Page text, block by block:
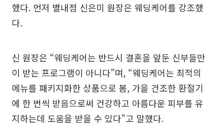
했다. 먼저 별내점 신은미 원장은 웨딩케어를 강조했
다.
신 원장은 “웨딩케어는 반드시 결혼을 앞둔 신부들만
이 받는 프로그램이 아니다”며, “웨딩케어는 최적의
메뉴를 패키지화한 상품으로 봄, 가을 건조한 환절기
에 한 번씩 받음으로써 건강하고 아름다운 피부를 유
지하는데 도움을 받을 수 있다”고 말했다.